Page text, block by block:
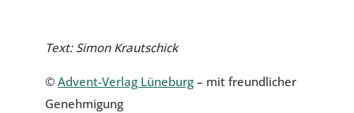
Text: Simon Krautschick
© Advent-Verlag Lüneburg– mit freundlicher
Genehmigung